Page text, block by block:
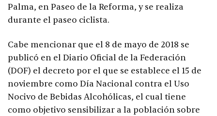
Palma, en Paseo de la Reforma, y se realiza
durante el paseo ciclista.
Cabe mencionar que el 8 de mayo de 2018 se
publicó en el Diario Oficial de la Federación
(DOF) el decreto por el que se establece el 15 de
noviembre como Día Nacional contra el Uso
Nocivo de Bebidas Alcohólicas, el cual tiene
como objetivo sensibilizar a la población sobre